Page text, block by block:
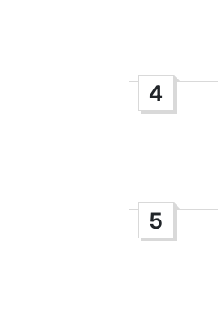
4
5